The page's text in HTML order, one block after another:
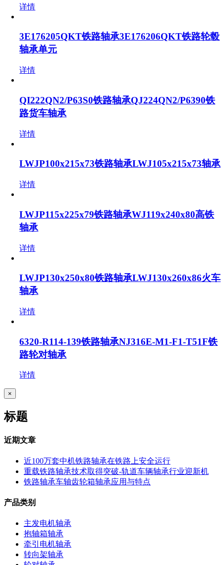
详情
3E176205QKT铁路轴承3E176206QKT铁路轮毂
轴承单元
详情
QI222QN2/P63S0铁路轴承QJ224QN2/P6390铁
路货车轴承
详情
LWJP100x215x73铁路轴承LWJ105x215x73轴承
详情
LWJP115x225x79铁路轴承WJ119x240x80高铁
轴承
详情
LWJP130x250x80铁路轴承LWJ130x260x86火车
轴承
详情
6320-R114-139铁路轴承NJ316E-M1-F1-T51F铁
路轮对轴承
详情
关
产
品
速
×
标题
近期文章
近100万套中机铁路轴承在铁路上安全运行
重载铁路轴承技术取得突破-轨道车辆轴承行业迎新机
铁路轴承车轴齿轮箱轴承应用与特点
产品类别
主发电机轴承
抱轴箱轴承
牵引电机轴承
转向架轴承